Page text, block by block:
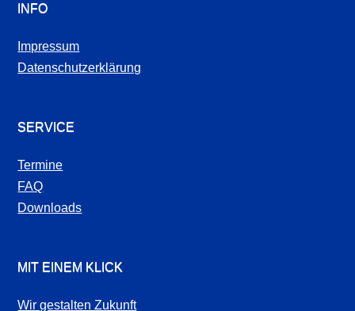
INFO
Impressum
Datenschutzerklärung
SERVICE
Termine
FAQ
Downloads
MIT EINEM KLICK
Wir gestalten Zukunft